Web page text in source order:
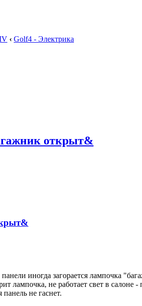
‹ Golf4 - Электрика
открыт&
иногда загорается лампочка
лампочка, не работает свет в салоне
не гаснет.